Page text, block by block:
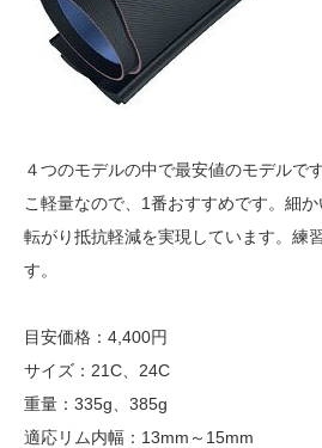
４つのモデルの中で最安値のモデルで
こ軽量なので、1番おすすめです。細か
転がり抵抗軽減を実現しています。練
す。
目安価格：4,400円
サイズ：21C、24C
重量：335g、385g
適応リム内幅：13mm～15mm